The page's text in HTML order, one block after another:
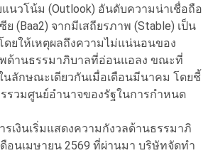
นวโน้ม (Outlook) อันดับความน่าเชื่อถือ
(Baa2) จากมีเสถียรภาพ (Stable) เป็น
ดยให้เหตุผลถึงความไม่แน่นอนของ
ด้านธรรมาภิบาลที่อ่อนแอลง ขณะที่
นลักษณะเดียวกันเมื่อเดือนมีนาคม โดยชี้
รวมศูนย์อำนาจของรัฐในการกำหนด
เงินเริ่มแสดงความกังวลด้านธรรมาภิ
อนเมษายน 2569 ที่ผ่านมา บริษัทจัดทำ